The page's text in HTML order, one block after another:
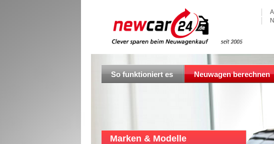
So funktioniert es Neuwagen berechnen
Marken & Modelle